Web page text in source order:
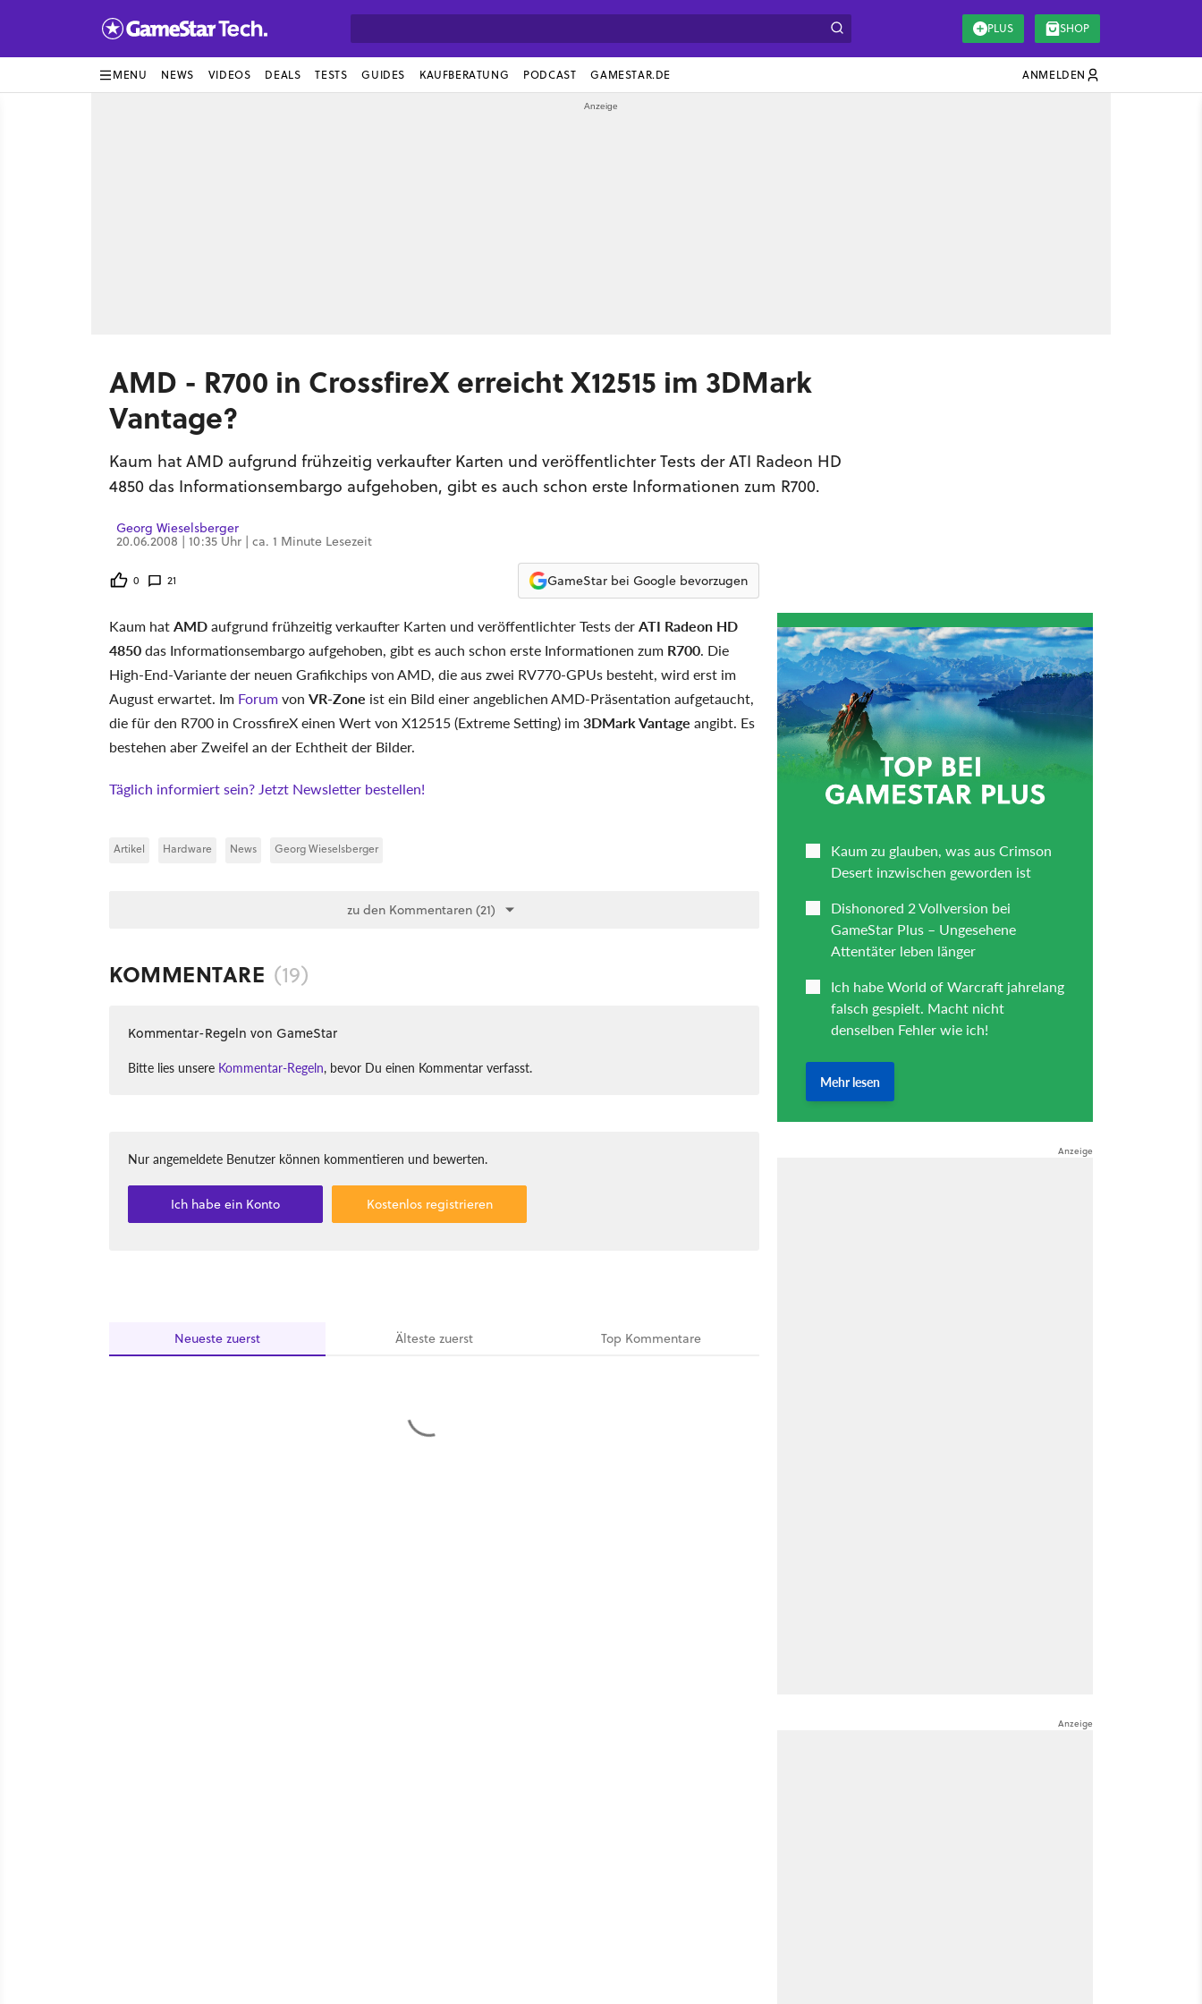
PLUS SHOP
MENU NEWS VIDEOS DEALS TESTS GUIDES KAUFBERATUNG PODCAST GAMESTAR.DE ANMELDEN
AMD - R700 in CrossfireX erreicht X12515 im 3DMark
Vantage?
Kaum hat AMD aufgrund frühzeitig verkaufter Karten und veröffentlichter Tests der ATI Radeon HD
4850 das Informationsembargo aufgehoben, gibt es auch schon erste Informationen zum R700.
Georg Wieselsberger
20.06.2008 | 10:35 Uhr | ca. 1 Minute Lesezeit
0 21 GameStar bei Google bevorzugen
Kaum hatAMDaufgrund frühzeitig verkaufter Karten und veröffentlichter Tests derATI Radeon HD
4850das Informationsembargo aufgehoben, gibt es auch schon erste Informationen zum R700. Die
High-End-Variante der neuen Grafikchips von AMD, die aus zwei RV770-GPUs besteht, wird erst im
August erwartet. Im Forumvon VR-Zone ist ein Bild einer angeblichen AMD-Präsentation aufgetaucht,
die für den R700 in CrossfireX einen Wert von X12515 (Extreme Setting) im3DMark Vantage angibt. Es
bestehen aber Zweifel an der Echtheit der Bilder.
Täglich informiert sein? Jetzt Newsletter bestellen!
Artikel Hardware News Georg Wieselsberger
zu den Kommentaren (21)
KOMMENTARE (19)
Kommentar-Regeln von GameStar
Bitte lies unsere Kommentar-Regeln, bevor Du einen Kommentar verfasst.
Nur angemeldete Benutzer können kommentieren und bewerten.
Ich habe ein Konto Kostenlos registrieren
Neueste zuerst Ältestezuerst Top Kommentare